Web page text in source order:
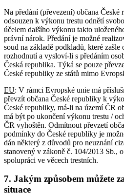
Na předání (převezení) občana
odsouzen k výkonu trestu odnětí
účelem dalšího výkonu takto
právní nárok. Předání je možné
soud na základě podkladů, které zašle
rozhodnutí a vysloví-li s předáním
Česká republika. Týká se pouze
České republiky ze států mimo
EU: V rámci Evropské unie má
převzít občana České republiky k
České republiky, má-li na území ČR
má být po ukončení výkonu trestu /
ČR vyhoštěn. Odmítnout převzetí
podmínky do České republiky je
dán některý z důvodů pro neuznání
stanovený v zákoně č. 104/2013 Sb.,
spolupráci ve věcech trestních.
7. Jakým způsobem můžete
situace